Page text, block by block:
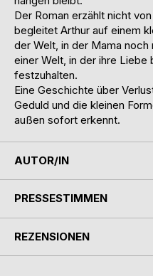
Der Roman erzählt nicht
begleitet Arthur auf einem
der Welt, in der Mama noch
einer Welt, in der ihre Liebe
festzuhalten.
Eine Geschichte über
Geduld und die kleinen
außen sofort erkennt.
AUTOR/IN
PRESSESTIMMEN
REZENSIONEN